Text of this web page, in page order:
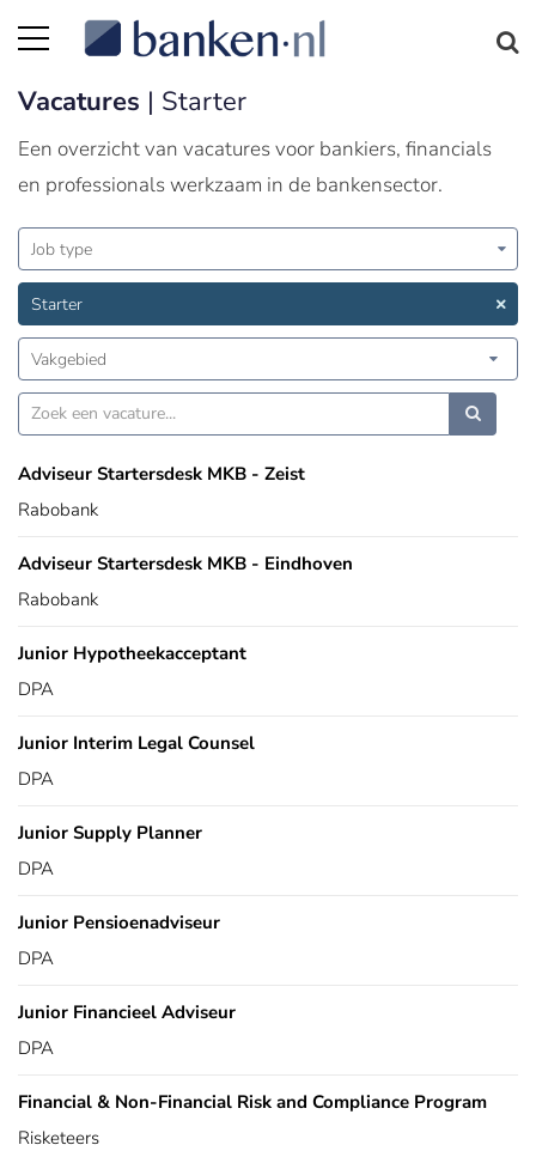
Vacatures | Starter
Een overzicht van vacatures voor bankiers, financials
en professionals werkzaam in de bankensector.
Job type
Starter
Vakgebied
Adviseur Startersdesk MKB - Zeist
Rabobank
Adviseur Startersdesk MKB - Eindhoven
Rabobank
Junior Hypotheekacceptant
DPA
Junior Interim Legal Counsel
DPA
Junior Supply Planner
DPA
Junior Pensioenadviseur
DPA
Junior Financieel Adviseur
DPA
Financial & Non-Financial Risk and Compliance Program
Risketeers